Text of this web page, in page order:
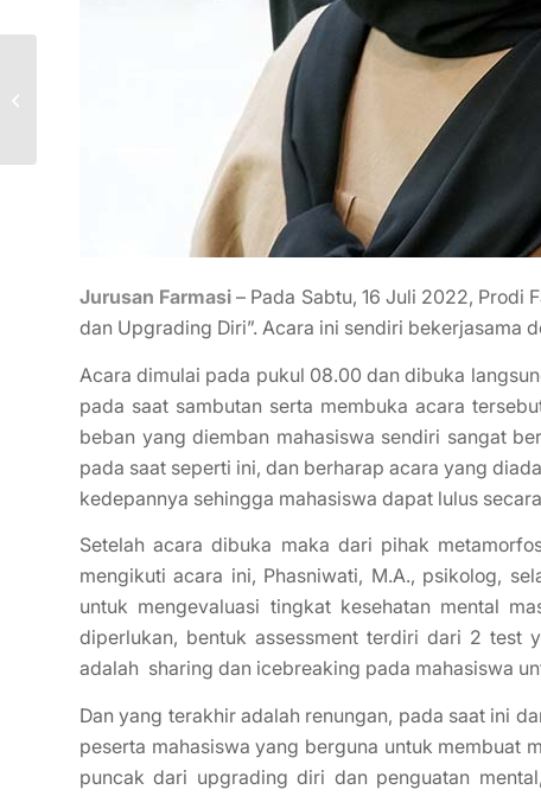
Jurusan Farmasi – Pada Sabtu, 16 Juli 2022, Prodi
dan Upgrading Diri”. Acara ini sendiri bekerjasama
Acara dimulai pada pukul 08.00 dan dibuka
pada saat sambutan serta membuka acara
beban yang diemban mahasiswa sendiri sangat
pada saat seperti ini, dan berharap acara yang
kedepannya sehingga mahasiswa dapat lulus
Setelah acara dibuka maka dari pihak
mengikuti acara ini, Phasniwati, M.A., psikolog,
untuk mengevaluasi tingkat kesehatan mental
diperlukan, bentuk assessment terdiri dari 2 test
adalah sharing dan icebreaking pada mahasiswa
Dan yang terakhir adalah renungan, pada saat ini
peserta mahasiswa yang berguna untuk membuat
puncak dari upgrading diri dan penguatan